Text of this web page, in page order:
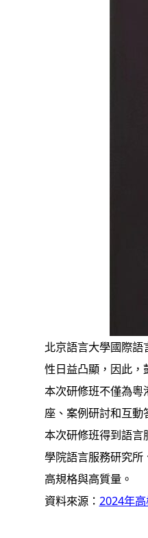
北京語言大學國際
性日益凸顯，因此，
本次研修班不僅為粵
座、案例研討和互動
本次研修班得到語言
學院語言服務研究所
高規格與高質量。
資料來源： 2024年